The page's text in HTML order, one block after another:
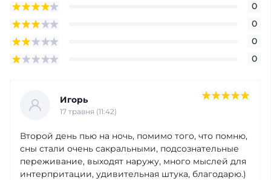
0
0
0
0
Игорь
17 травня (11:42)
Второй день пью на ночь, помимо того, что помню,
сны стали очень сакральными, подсознательные
переживание, выходят наружу, много мыслей для
интерпритации, удивительная штука, благодарю.)